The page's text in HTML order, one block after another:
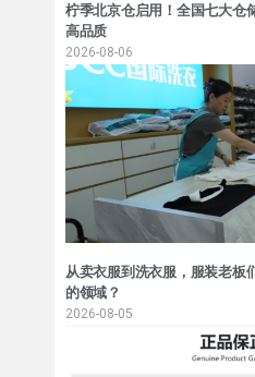
柠季北京仓启用！全国七大仓
高品质
2026-08-06
从卖衣服到洗衣服，服装老板
的领域？
2026-08-05